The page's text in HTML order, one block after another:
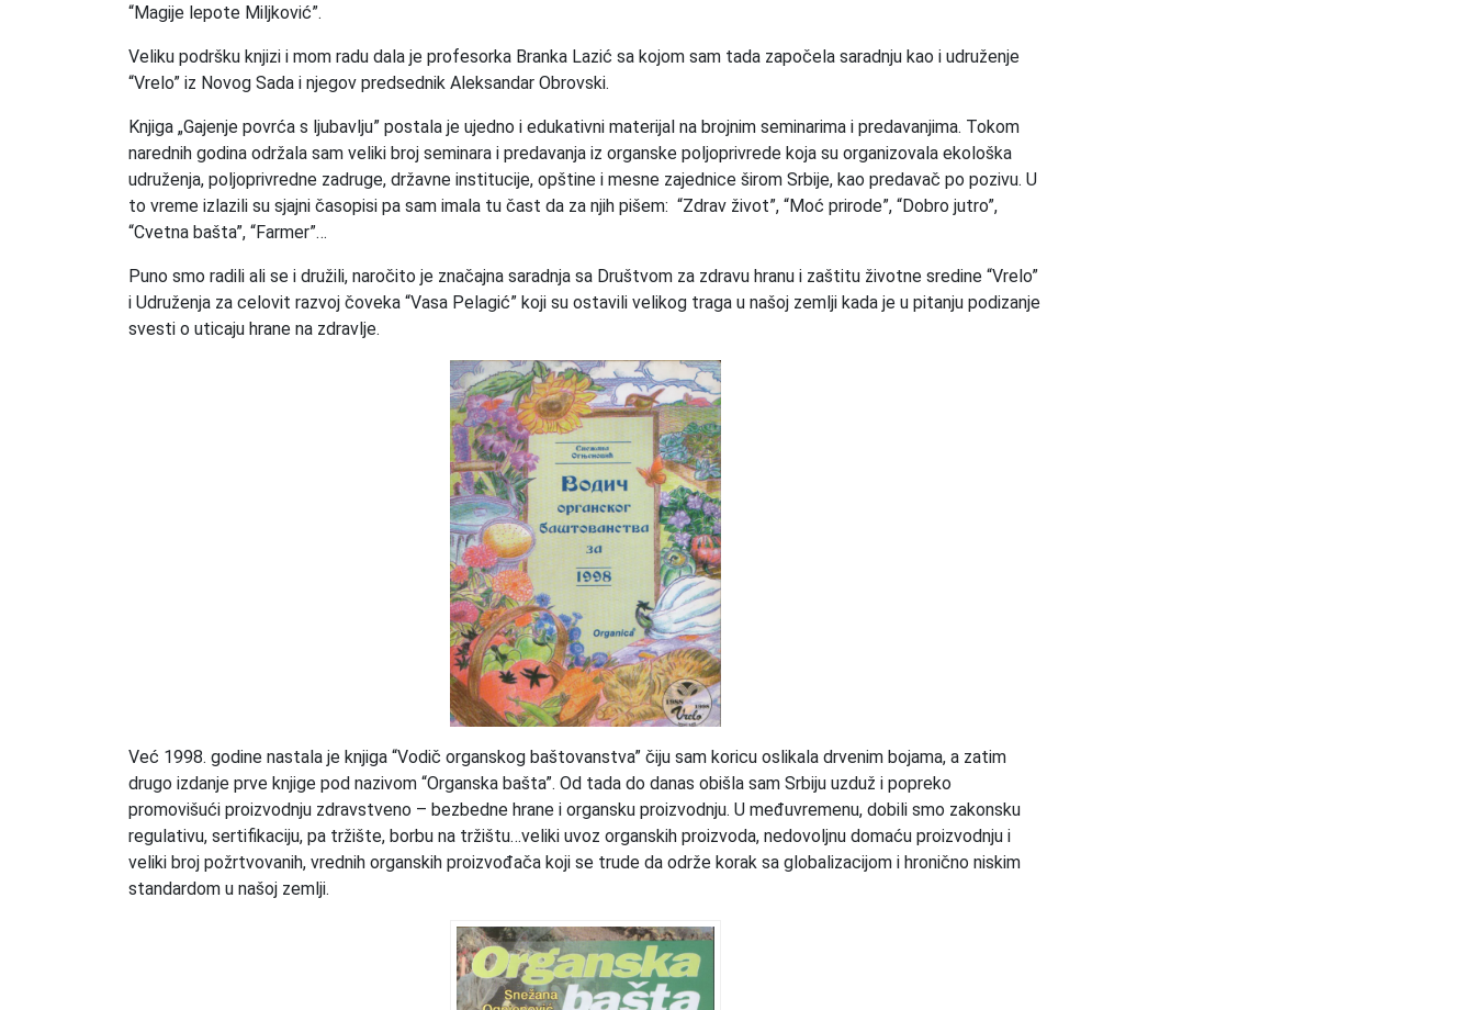
“Magije lepote Miljković”.
Veliku podršku knjizi i mom radu dala je profesorka Branka Lazić sa kojom sam tada započela saradnju kao i udruženje
“Vrelo” iz Novog Sada i njegov predsednik Aleksandar Obrovski.
Knjiga „Gajenje povrća s ljubavlju” postala je ujedno i edukativni materijal na brojnim seminarima i predavanjima. Tokom
narednih godina održala sam veliki broj seminara i predavanja iz organske poljoprivrede koja su organizovala ekološka
udruženja, poljoprivredne zadruge, državne institucije, opštine i mesne zajednice širom Srbije, kao predavač po pozivu. U
to vreme izlazili su sjajni časopisi pa sam imala tu čast da za njih pišem: “Zdrav život”, “Moć prirode”, “Dobro jutro”,
“Cvetna bašta”, “Farmer”…
Puno smo radili ali se i družili, naročito je značajna saradnja sa Društvom za zdravu hranu i zaštitu životne sredine “Vrelo”
i Udruženja za celovit razvoj čoveka “Vasa Pelagić” koji su ostavili velikog traga u našoj zemlji kada je u pitanju podizanje
svesti o uticaju hrane na zdravlje.
Već 1998. godine nastala je knjiga “Vodič organskog baštovanstva” čiju sam koricu oslikala drvenim bojama, a zatim
drugo izdanje prve knjige pod nazivom “Organska bašta”. Od tada do danas obišla sam Srbiju uzduž i popreko
promovišući proizvodnju zdravstveno – bezbedne hrane i organsku proizvodnju. U međuvremenu, dobili smo zakonsku
regulativu, sertifikaciju, pa tržište, borbu na tržištu…veliki uvoz organskih proizvoda, nedovoljnu domaću proizvodnju i
veliki broj požrtvovanih, vrednih organskih proizvođača koji se trude da održe korak sa globalizacijom i hronično niskim
standardom u našoj zemlji.